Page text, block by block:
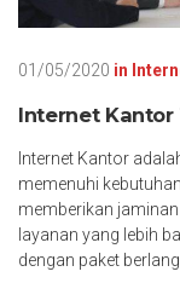
01/05/2020 in
Internet Kantor
Internet Kantor
memenuhi
memberikan
layanan yang lebih
dengan paket